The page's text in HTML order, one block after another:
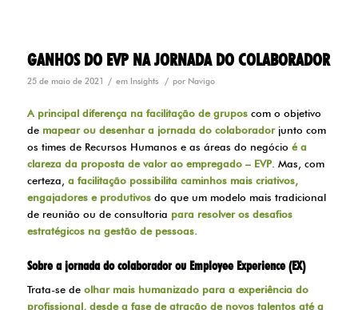
GANHOS DO EVP NA JORNADA DO COLABORADOR
25 de maio de 2021 / em Insights / por Navigo
A principal diferença na facilitação de gruposcom o objetivo
de mapear ou desenhar a jornada do colaboradorjunto com
os times de Recursos Humanos e as áreas do negócio é a
clareza da proposta de valor ao empregado– EVP. Mas, com
certeza, a facilitação possibilita caminhos mais criativos,
engajadores e produtivosdo que um modelo mais tradicional
de reunião ou de consultoria para resolver os desafios
estratégicos na gestão de pessoas.
Sobre a jornada do colaborador ou Employee Experience (EX)
Trata-se de olhar mais humanizado para a experiência do
profissional, desde a fase de atração de novos talentos até a